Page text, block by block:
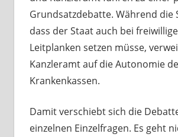
Grundsatzdebatte. Während die
dass der Staat auch bei
Leitplanken setzen müsse,
Kanzleramt auf die Autonomie
Krankenkassen.
Damit verschiebt sich die
einzelnen Einzelfragen. Es geht